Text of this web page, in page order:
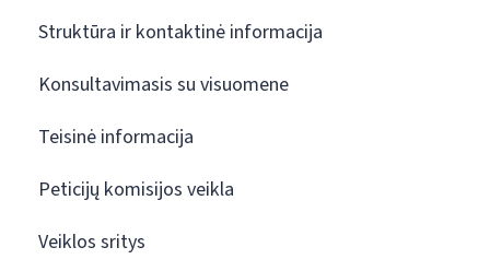
Struktūra ir kontaktinė informacija
Konsultavimasis su visuomene
Teisinė informacija
Peticijų komisijos veikla
Veiklos sritys